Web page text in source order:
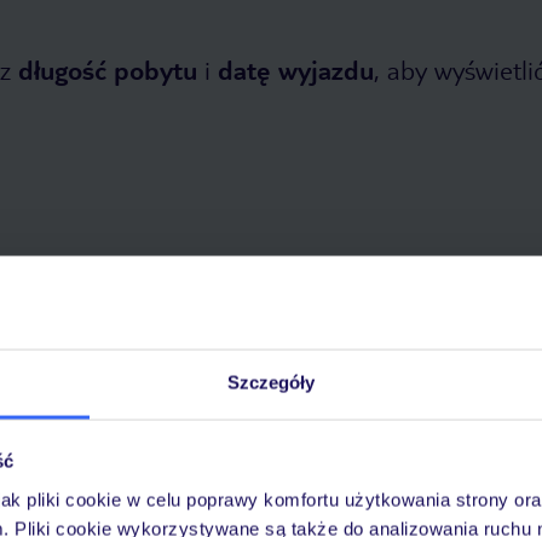
Szczegóły
pliki cookie w celu poprawy komfortu użytkowania strony
Pliki cookie wykorzystywane są także do analizowania ruchu
długość pobytu i datę wyjazdu, aby
30 lat w Polsce
Tylko u nas opieka na
wakacjach 24/7